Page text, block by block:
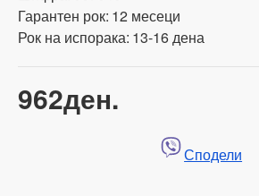
962ден.
Гарантен рок: 12 месеци
Рок на испорака: 13-16 дена
Сподели